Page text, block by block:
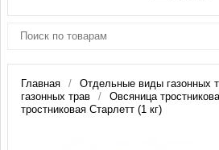
Главная Отдельные виды газонных
газонных трав
Овсяница
тростниковая Старлетт (1 кг)